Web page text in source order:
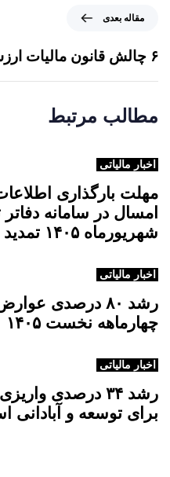
مقاله بعدی
۶ چالش قانون مالیات ارزش افزوده در صنایع
مطالب مرتبط
اخبار مالیاتی
مهلت بارگذاری
امسال در سامانه دفاتر
شهریورماه ۱۴۰۵ تمدید شد
اخبار مالیاتی
رشد ۸۰ درصدی
چهارماهه نخست ۱۴۰۵
اخبار مالیاتی
رشد ۳۴ درصدی
برای توسعه و آبادانی